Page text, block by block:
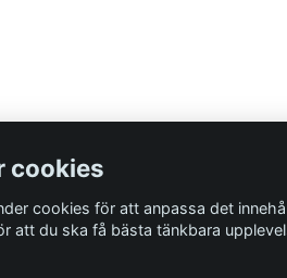
cookies
cookies för att anpassa det
att du ska få bästa tänkbara